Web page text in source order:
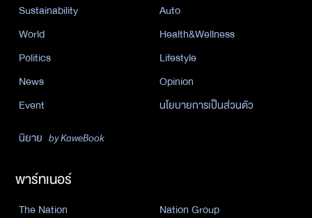
Sustainability
Auto
World
Health&Wellness
Politics
Lifestyle
News
Opinion
Event
นโยบายการเป็นส่วนตัว
นิยาย by KaweBook
พาร์ทเนอร์
The Nation Nation Group